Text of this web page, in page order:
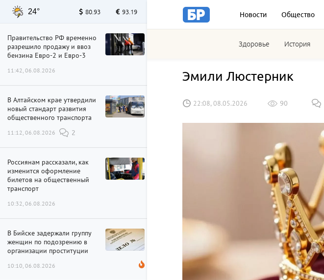
Новости Общество
Здоровье История
24° 80.93 93.19
Правительство РФ временно
разрешило продажу и ввоз
бензина Евро-2 и Евро-3
11:42, 06.08.2026
В Алтайском крае утвердили
новый стандарт развития
общественного транспорта
11:12, 06.08.2026 2
Россиянам рассказали, как
изменится оформление
билетов на общественный
транспорт
10:32, 06.08.2026
В Бийске задержали группу
женщин по подозрению в
организации проституции
10:10, 06.08.2026
Эмили Люстерник
22:08, 08.05.2026 90